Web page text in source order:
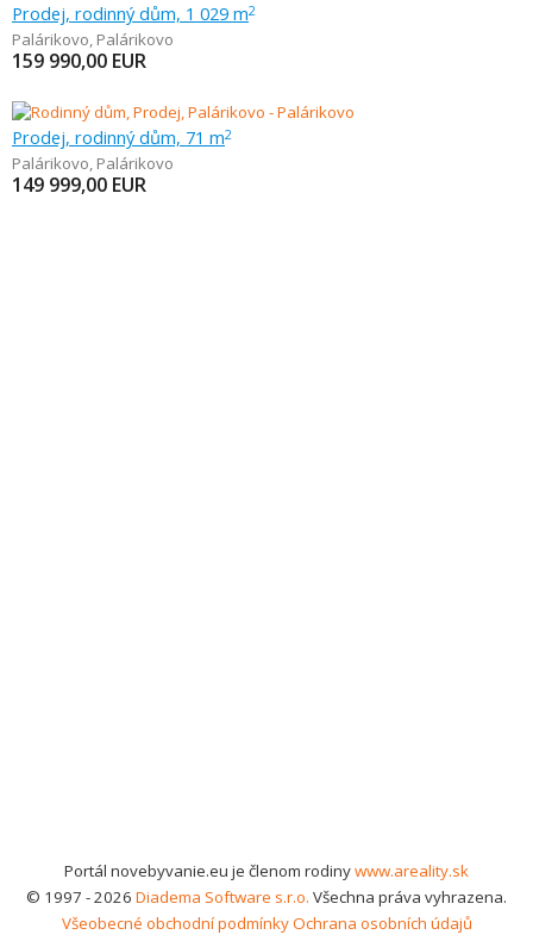
Prodej, rodinný dům, 1 029 m2
Palárikovo, Palárikovo
159 990,00 EUR
Prodej, rodinný dům, 71 m2
Palárikovo, Palárikovo
149 999,00 EUR
Portál novebyvanie.eu je členom rodinywww.areality.sk
© 1997 - 2026 Diadema Software s.r.o. Všechna práva vyhrazena.
Všeobecné obchodní podmínkyOchrana osobních údajů